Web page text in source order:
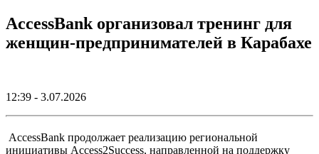
AccessBank организовал тренинг для
женщин-предпринимателей в Карабахе
12:39 - 3.07.2026
AccessBank продолжает реализацию региональной
инициативы Access2Success, направленной на поддержку